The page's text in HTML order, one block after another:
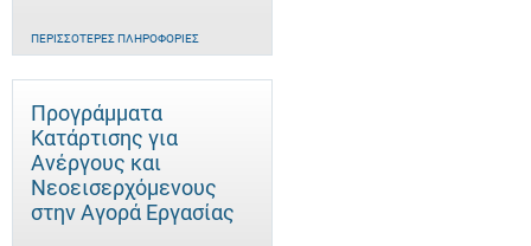
ΠΕΡΙΣΣΌΤΕΡΕΣ ΠΛΗΡΟΦΟΡΊΕΣ
Προγράμματα
Κατάρτισης για
Ανέργους και
Νεοεισερχόμενους
στην Αγορά Εργασίας